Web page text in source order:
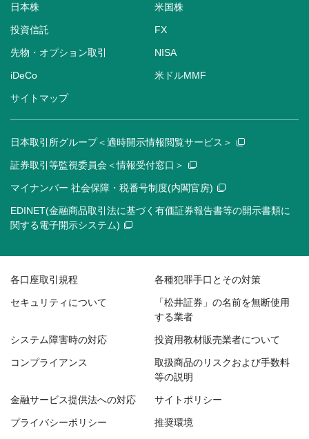
日本株 米国株
投資信託 FX
先物・オプション取引 NISA
iDeCo 米ドルMMF
サイトマップ
日本取引所グループ＜適時開示情報閲覧サービス＞
証券取引等監視委員会＜情報受付窓口＞
マイナンバー 社会保障・税番号制度(内閣官房)
EDINET(金融商品取引法に基づく有価証券報告書等の開示書類に
関する電子開示システム)
各口座取引規程 各種犯罪手口とその対策
セキュリティについて
「松井証券」の名前を無断使用
する業者
システム障害時の対応 投資用教材販売業者について
コンプライアンス
取扱商品のリスクおよび手数料
等の説明
金融サービス提供法への対応 サイトポリシー
プライバシーポリシー 推奨環境